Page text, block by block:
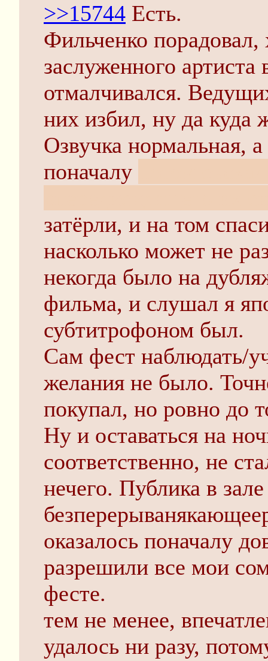
>>15744 Есть.
Фильченко порадовал,
заслуженного
отмалчивался.
них избил, ну да куда
Озвучка нормальная,
поначалу
затёрли, и на том
насколько может не
некогда было на
фильма, и слушал я
субтитрофоном был.
Сам фест наблюдать/
желания не было.
покупал, но ровно до
Ну и оставаться на
соответственно, не
нечего. Публика в
оказалось поначалу
разрешили все мои
фесте.
тем не менее,
удалось ни разу,